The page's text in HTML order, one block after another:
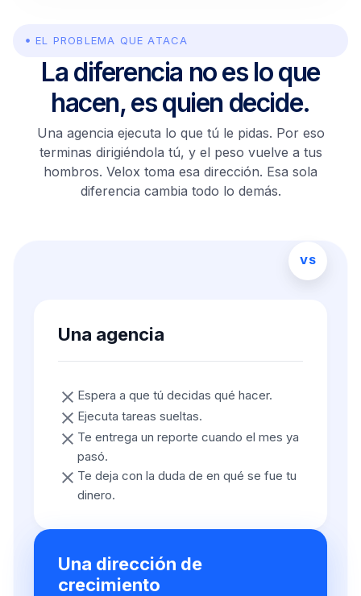
EL PROBLEMA QUE ATACA
La diferencia no es lo que
hacen, es quien decide.
Una agencia ejecuta lo que tú le pidas. Por eso
terminas dirigiéndola tú, y el peso vuelve a tus
hombros. Velox toma esa dirección. Esa sola
diferencia cambia todo lo demás.
VS
Una agencia
Espera a que tú decidas qué hacer.
Ejecuta tareas sueltas.
Te entrega un reporte cuando el mes ya
pasó.
Te deja con la duda de en qué se fue tu
dinero.
Una dirección de
crecimiento